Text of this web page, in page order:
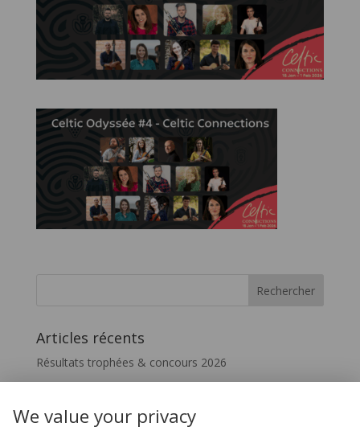
Articles récents
Résultats trophées & concours 2026
Vivez le FIL – InterceltiqueTV 2026
Festicelte 2026 – Le Quotidien du FIL
We value your privacy